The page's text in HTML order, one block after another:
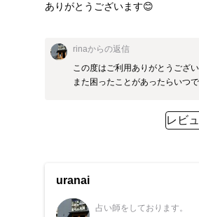
ありがとうございます😊
rinaからの返信
この度はご利用ありがとうござ
また困ったことがあったらいつ
レビ
uranai
占い師をしております。